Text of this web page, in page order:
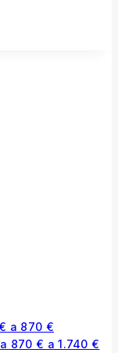
a 870 €
870 € a 1.740 €